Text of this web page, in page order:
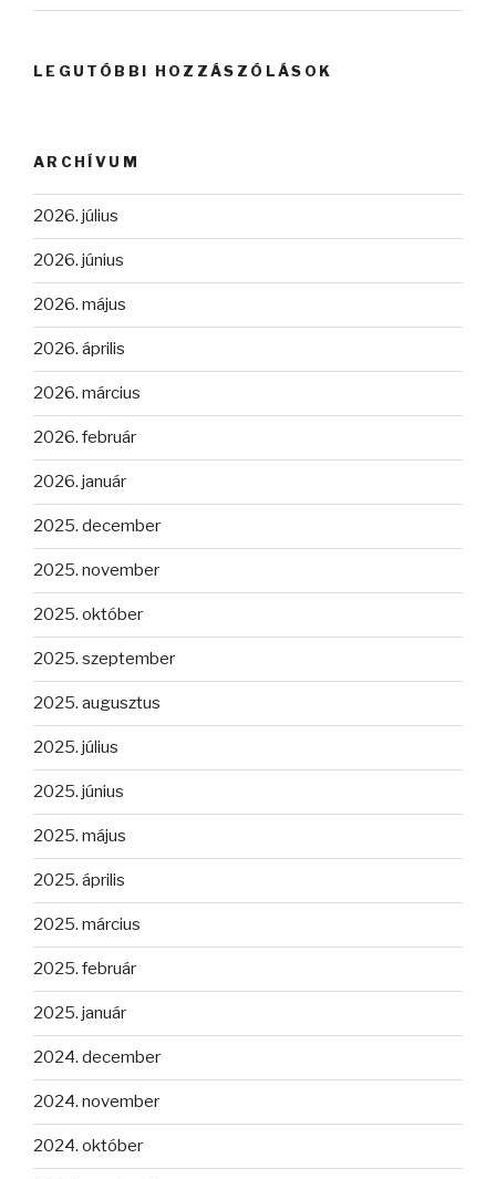
LEGUTÓBBI HOZZÁSZÓLÁSOK
ARCHÍVUM
2026. július
2026. június
2026. május
2026. április
2026. március
2026. február
2026. január
2025. december
2025. november
2025. október
2025. szeptember
2025. augusztus
2025. július
2025. június
2025. május
2025. április
2025. március
2025. február
2025. január
2024. december
2024. november
2024. október